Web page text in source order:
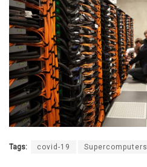
Tags: covid-19 Supercomputers